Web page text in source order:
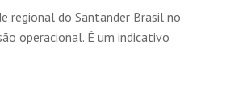
regional do Santander Brasil no
operacional. É um indicativo